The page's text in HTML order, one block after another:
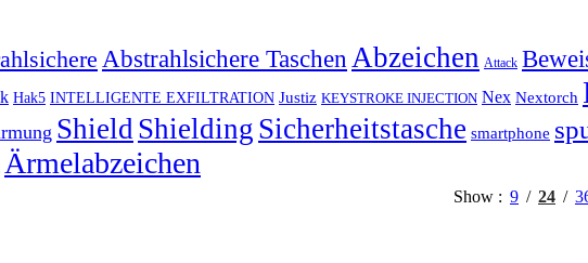
Abstrahlsichere TaschenAbzeichen Attack
Hak5 INTELLIGENTE EXFILTRATION Justiz KEYSTROKE INJECTION Nex Nextorch
ShieldShielding Sicherheitstasche smartphone
Ärmelabzeichen
Show 9 24